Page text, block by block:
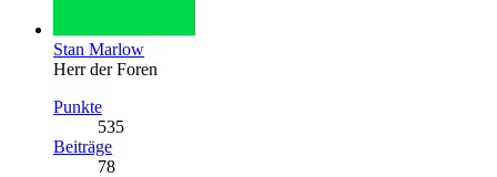
Stan Marlow
Herr der Foren
Punkte
535
Beiträge
78